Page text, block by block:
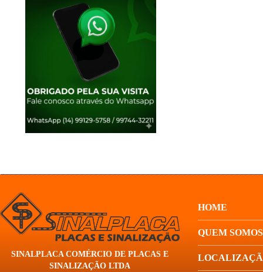
SINALPLACA COMÉRCIO DE PLACAS E
SINALIZAÇÃO LTDA
HOME
QUEM SOMOS